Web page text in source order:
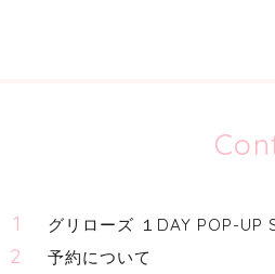
グリローズ １DAY POP-UP
予約について